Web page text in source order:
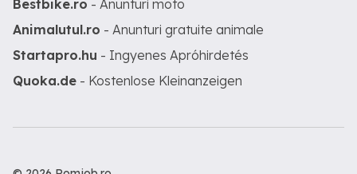
Bestbike.ro - Anunturi moto
Animalutul.ro - Anunturi gratuite animale
Startapro.hu - Ingyenes Apróhirdetés
Quoka.de - Kostenlose Kleinanzeigen